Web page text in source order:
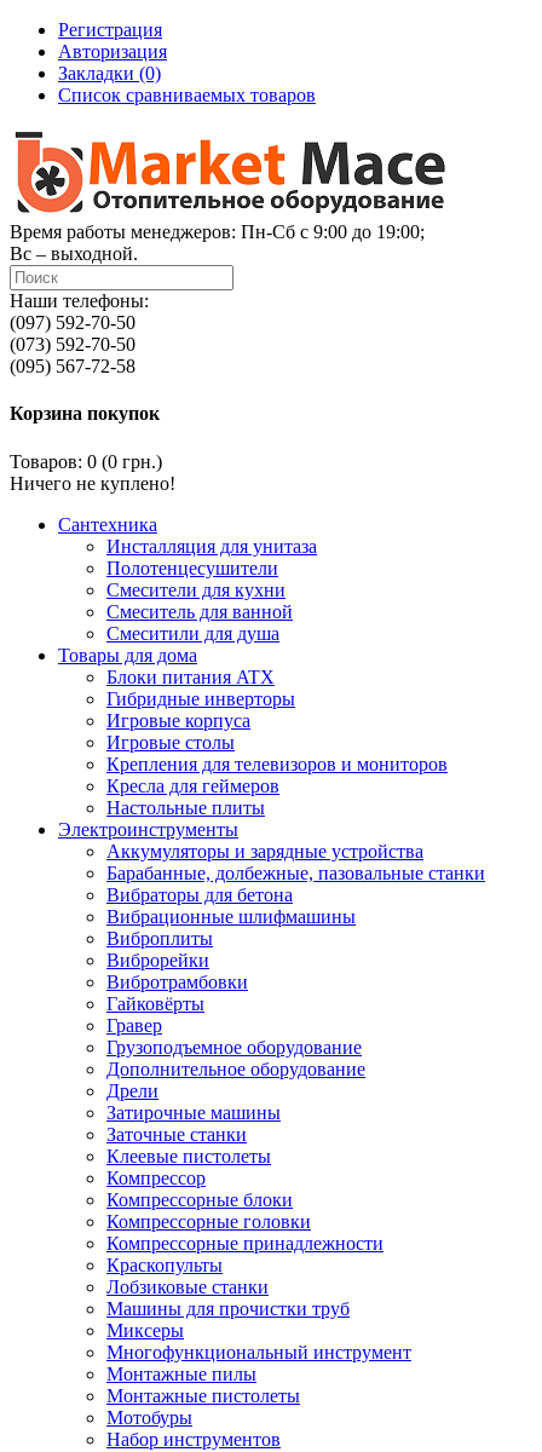
Регистрация
Авторизация
Закладки (0)
Список сравниваемых товаров
Время работы менеджеров: Пн-Сб с 9:00 до 19:00;
Вс – выходной.
Наши телефоны:
(097) 592-70-50
(073) 592-70-50
(095) 567-72-58
Корзина покупок
Товаров: 0 (0 грн.)
Ничего не куплено!
Сантехника
Инсталляция для унитаза
Полотенцесушители
Смесители для кухни
Смеситель для ванной
Смеситили для душа
Товары для дома
Блоки питания ATX
Гибридные инверторы
Игровые корпуса
Игровые столы
Крепления для телевизоров и мониторов
Кресла для геймеров
Настольные плиты
Электроинструменты
Аккумуляторы и зарядные устройства
Барабанные, долбежные, пазовальные станки
Вибраторы для бетона
Вибрационные шлифмашины
Виброплиты
Виброрейки
Вибротрамбовки
Гайковёрты
Гравер
Грузоподъемное оборудование
Дополнительное оборудование
Дрели
Затирочные машины
Заточные станки
Клеевые пистолеты
Компрессор
Компрессорные блоки
Компрессорные головки
Компрессорные принадлежности
Краскопульты
Лобзиковые станки
Машины для прочистки труб
Миксеры
Многофункциональный инструмент
Монтажные пилы
Монтажные пистолеты
Мотобуры
Набор инструментов